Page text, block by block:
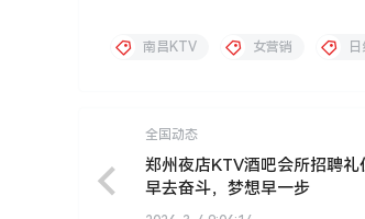
南昌KTV 女营销
全国动态
郑州夜店KTV酒吧会所招聘礼
早去奋斗，梦想早一步